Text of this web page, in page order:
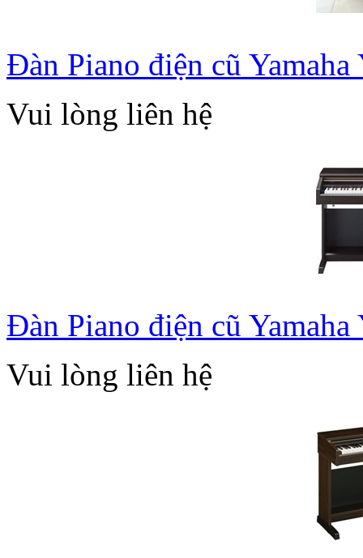
Đàn Piano điện cũ Yamaha
Vui lòng liên hệ
Đàn Piano điện cũ Yamaha
Vui lòng liên hệ